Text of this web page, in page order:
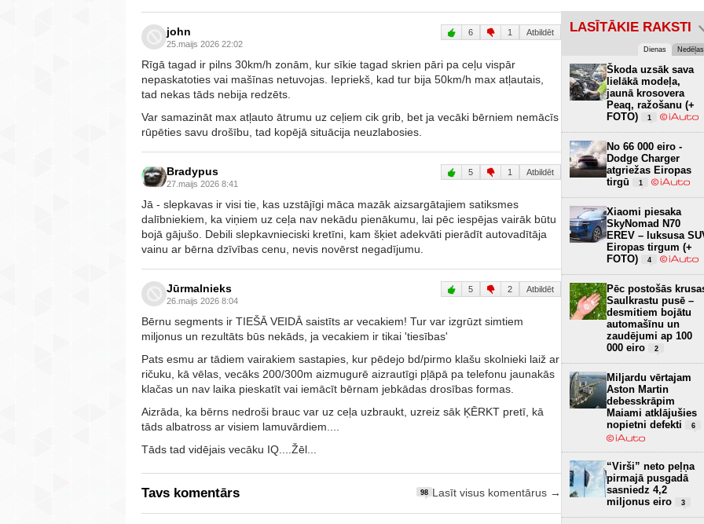
john
25.maijs 2026 22:02
6 1 Atbildēt
Rīgā tagad ir pilns 30km/h zonām, kur sīkie tagad skrien pāri pa ceļu vispār
nepaskatoties vai mašīnas netuvojas. Iepriekš, kad tur bija 50km/h max atļautais,
tad nekas tāds nebija redzēts.
Var samazināt max atļauto ātrumu uz ceļiem cik grib, bet ja vecāki bērniem nemācīs
rūpēties savu drošību, tad kopējā situācija neuzlabosies.
Bradypus
27.maijs 2026 8:41
5 1 Atbildēt
Jā - slepkavas ir visi tie, kas uzstājīgi māca mazāk aizsargātajiem satiksmes
dalībniekiem, ka viņiem uz ceļa nav nekādu pienākumu, lai pēc iespējas vairāk būtu
bojā gājušo. Debili slepkavnieciski kretīni, kam šķiet adekvāti pierādīt autovadītāja
vainu ar bērna dzīvības cenu, nevis novērst negadījumu.
Jūrmalnieks
26.maijs 2026 8:04
5 2 Atbildēt
Bērnu segments ir TIEŠĀ VEIDĀ saistīts ar vecakiem! Tur var izgrūzt simtiem
miljonus un rezultāts būs nekāds, ja vecakiem ir tikai 'tiesības'
Pats esmu ar tādiem vairakiem sastapies, kur pēdejo bd/pirmo klašu skolnieki laiž ar
ričuku, kā vēlas, vecāks 200/300m aizmugurē aizrautīgi pļāpā pa telefonu jaunakās
klačas un nav laika pieskatīt vai iemācīt bērnam jebkādas drosības formas.
Aizrāda, ka bērns nedroši brauc var uz ceļa uzbraukt, uzreiz sāk ĶĒRKT pretī, kā
tāds albatross ar visiem lamuvārdiem....
Tāds tad vidējais vecāku IQ....Žēl...
Tavs komentārs 98 Lasīt visus komentārus →
LASĪTĀKIE RAKSTI
Dienas Nedēļas
Škoda uzsāk sava
lielākā modeļa,
jaunā krosovera
Peaq, ražošanu (+
FOTO)
1
No 66 000 eiro -
Dodge Charger
atgriežas Eiropas
tirgū
1
Xiaomi piesaka
SkyNomad N70
EREV – luksusa
Eiropas tirgum (+
FOTO)
4
Pēc postošās
Saulkrastu pusē –
desmitiem bojātu
automašīnu un
zaudējumi ap 100
000 eiro
2
Miljardu vērtajam
Aston Martin
debesskrāpim
Maiami atklājušies
nopietni defekti
6
“Virši” neto peļņa
pirmajā pusgadā
sasniedz 4,2
miljonus eiro
3